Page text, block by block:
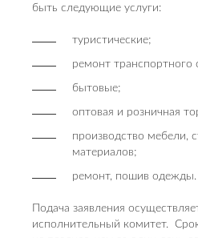
быть следующие услуги:
туристические;
ремонт транспортного
бытовые;
оптовая и розничная
производство мебели,
материалов;
ремонт, пошив одежды.
Подача заявления
исполнительный комитет.